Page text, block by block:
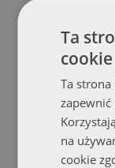
rozmiar od: 100x50
Ta
cookie
Ta
na
cookie